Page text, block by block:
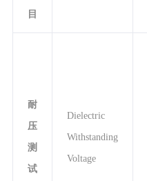
目
耐
压
测
试
Dielectric
Withstanding
Voltage